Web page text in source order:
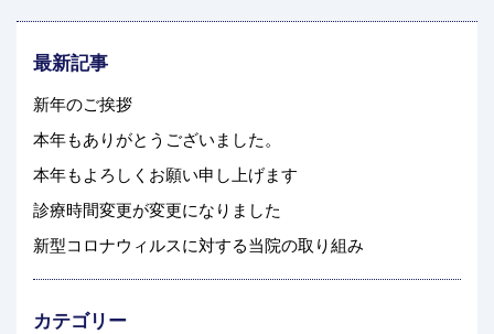
最新記事
新年のご挨拶
本年もありがとうございました。
本年もよろしくお願い申し上げます
診療時間変更が変更になりました
新型コロナウィルスに対する当院の取り組み
カテゴリー